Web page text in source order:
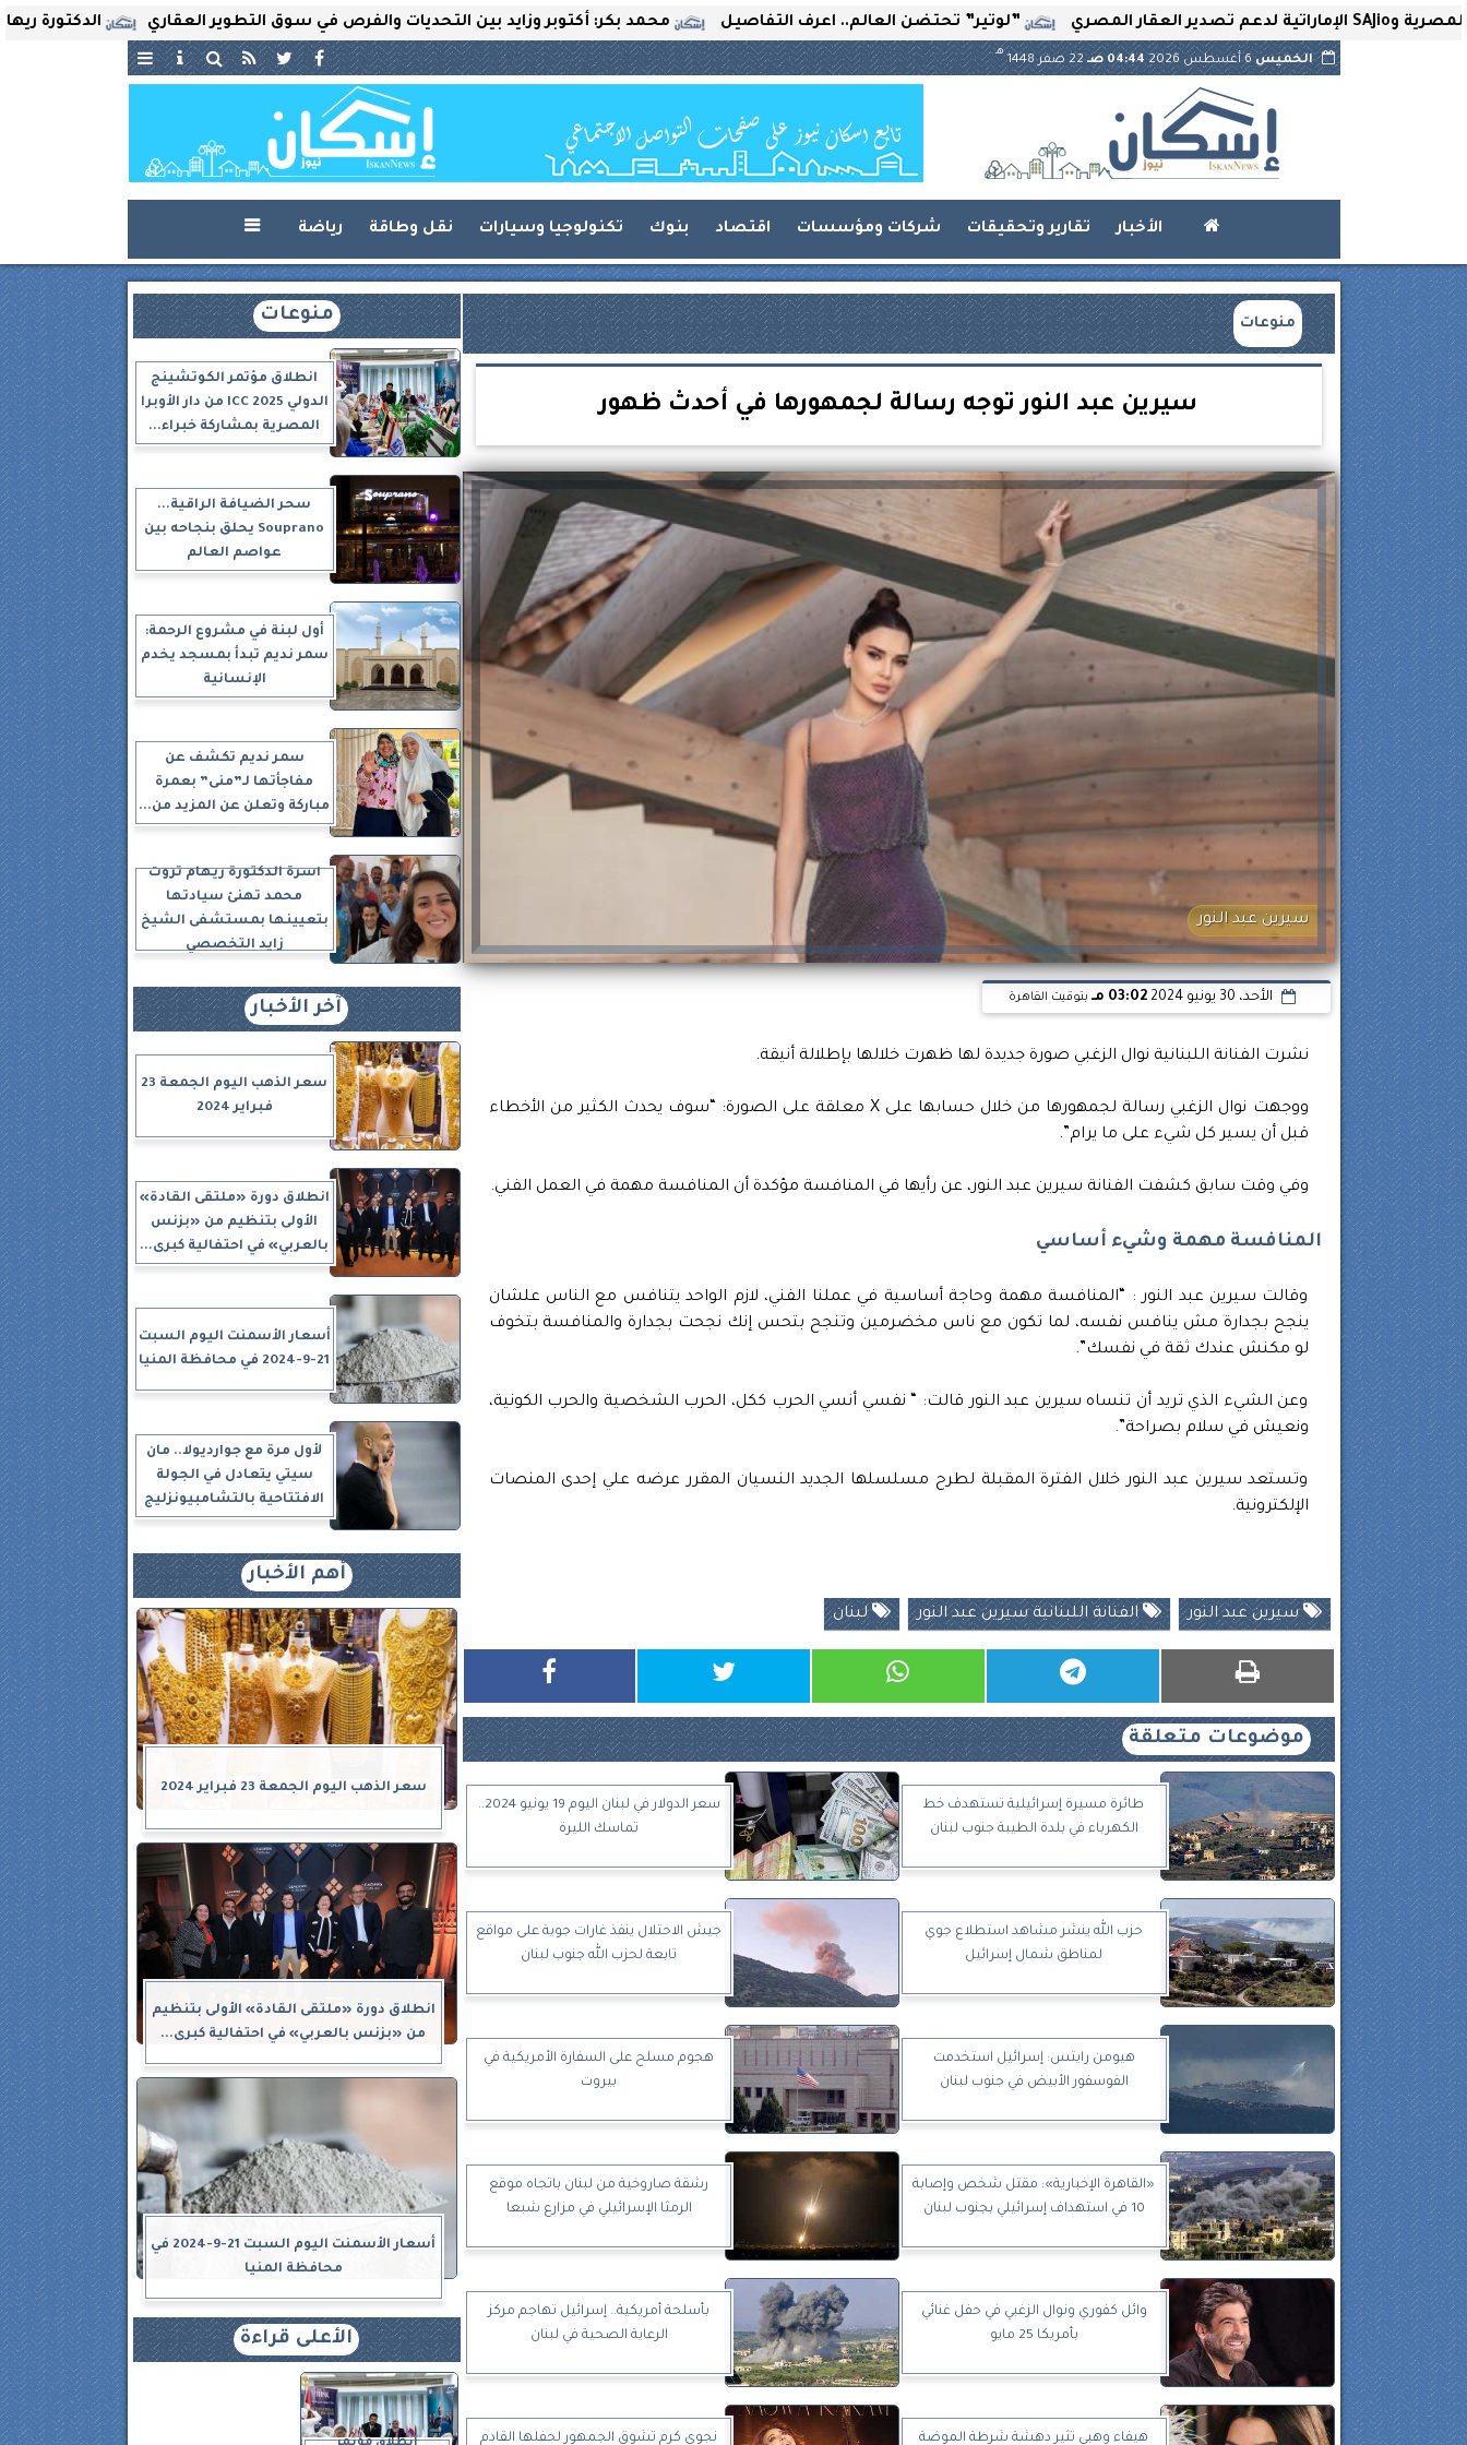
الدكتورة ريهام ثروت محمد بكر: أكتوبر وزايد بين التحديات والفرص في سوق التطوير العقاري ”لوتير” تحتضن العالم.. اعرف التفاصيل
الخميس6 أغسطس 2026 04:44 صـ 22 صفر 1448
هـ
الأخبار تقارير وتحقيقات شركات ومؤسسات اقتصاد بنوك تكنولوجيا وسيارات نقل وطاقة رياضة 
منوعات
سيرين عبد النور توجه رسالة لجمهورها في أحدث ظهور
سيرين عبد النور
الأحد، 30 يونيو 2024 03:02 مـ بتوقيت القاهرة
نشرت الفنانة اللبنانية نوال الزغبي صورة جديدة لها ظهرت خلالها بإطلالة أنيقة.
ووجهت نوال الزغبي رسالة لجمهورها من خلال حسابها على X معلقة على الصورة: “سوف يحدث الكثير من الأخطاء
قبل أن يسير كل شيء على ما يرام”.
وفي وقت سابق كشفت الفنانة سيرين عبد النور، عن رأيها في المنافسة مؤكدة أن المنافسة مهمة في العمل الفني.
المنافسة مهمة وشيء أساسي
وقالت سيرين عبد النور : “المنافسة مهمة وحاجة أساسية في عملنا الفني، لازم الواحد يتنافس مع الناس علشان
ينجح بجدارة مش ينافس نفسه، لما تكون مع ناس مخضرمين وتنجح بتحس إنك نجحت بجدارة والمنافسة بتخوف
لو مكنش عندك ثقة في نفسك”.
وعن الشيء الذي تريد أن تنساه سيرين عبد النور قالت: “ نفسي أنسي الحرب ككل، الحرب الشخصية والحرب الكونية،
ونعيش في سلام بصراحة”.
وتستعد سيرين عبد النور خلال الفترة المقبلة لطرح مسلسلها الجديد النسيان المقرر عرضه علي إحدى المنصات
الإلكترونية.
سيرين عبد النور الفنانة اللبنانية ​سيرين عبد النور لبنان
موضوعات متعلقة
طائرة مسيرة إسرائيلية تستهدف خط
الكهرباء في بلدة الطيبة جنوب لبنان
سعر الدولار في لبنان اليوم 19 يونيو 2024..
تماسك الليرة
حزب الله ينشر مشاهد استطلاع جوي
لمناطق شمال إسرائيل
جيش الاحتلال ينفذ غارات جوية على مواقع
تابعة لحزب الله جنوب لبنان
هيومن رايتس: إسرائيل استخدمت
الفوسفور الأبيض في جنوب لبنان
هجوم مسلح على السفارة الأمريكية في
بيروت
«القاهرة الإخبارية»: مقتل شخص وإصابة
10 في استهداف إسرائيلي بجنوب لبنان
رشقة صاروخية من لبنان باتجاه موقع
الرمثا الإسرائيلي في مزارع شبعا
وائل كفوري ونوال الزغبي في حفل غنائي
بأمريكا 25 مايو
بأسلحة أمريكية.. إسرائيل تهاجم مركز
الرعاية الصحية في لبنان
هيفاء وهبي تثير دهشة شرطة الموضة نجوى كرم تشوق الجمهور لحفلها القادم
منوعات
انطلاق مؤتمر الكوتشينج
الدولي ICC 2025 من دار الأوبرا
المصرية بمشاركة خبراء...
سحر الضيافة الراقية...
Souprano يحلق بنجاحه بين
عواصم العالم
أول لبنة في مشروع الرحمة:
سمر نديم تبدأ بمسجد يخدم
الإنسانية
سمر نديم تكشف عن
مفاجأتها لـ”منى” بعمرة
مباركة وتعلن عن المزيد من...
أسرة الدكتورة ريهام ثروت
محمد تهنئ سيادتها
بتعيينها بمستشفى الشيخ
زايد التخصصي
آخر الأخبار
سعر الذهب اليوم الجمعة 23
فبراير 2024
انطلاق دورة «ملتقى القادة»
الأولى بتنظيم من «بزنس
بالعربي» في احتفالية كبرى...
أسعار الأسمنت اليوم السبت
21-9-2024 في محافظة المنيا
لأول مرة مع جوارديولا.. مان
سيتي يتعادل في الجولة
الافتتاحية بالتشامبيونزليج
أهم الأخبار
سعر الذهب اليوم الجمعة 23 فبراير 2024
انطلاق دورة «ملتقى القادة» الأولى بتنظيم
من «بزنس بالعربي» في احتفالية كبرى...
أسعار الأسمنت اليوم السبت 21-9-2024 في
محافظة المنيا
الأعلى قراءة
انطلاق مؤتمر